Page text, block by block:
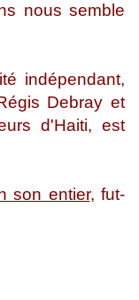
nous semble
indépendant,
Debray et
d'Haiti, est
son entier, fut-